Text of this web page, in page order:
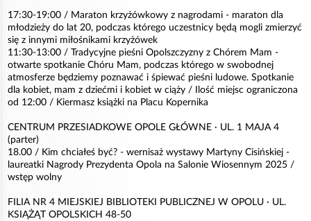
17:30-19:00 / Maraton krzyżówkowy z nagrodami - maraton dla
młodzieży do lat 20, podczas którego uczestnicy będą mogli zmierzyć
się z innymi miłośnikami krzyżówek
11:30-13:00 / Tradycyjne pieśni Opolszczyzny z Chórem Mam -
otwarte spotkanie Chóru Mam, podczas którego w swobodnej
atmosferze będziemy poznawać i śpiewać pieśni ludowe. Spotkanie
dla kobiet, mam z dziećmi i kobiet w ciąży / Ilość miejsc ograniczona
od 12:00 / Kiermasz książki na Placu Kopernika
CENTRUM PRZESIADKOWE OPOLE GŁÓWNE · UL. 1 MAJA 4
(parter)
18.00 / Kim chciałeś być? - wernisaż wystawy Martyny Cisińskiej -
laureatki Nagrody Prezydenta Opola na Salonie Wiosennym 2025 /
wstęp wolny
FILIA NR 4 MIEJSKIEJ BIBLIOTEKI PUBLICZNEJ W OPOLU · UL.
KSIĄŻĄT OPOLSKICH 48-50